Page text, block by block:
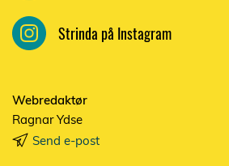
Strinda på Instagram
Webredaktør
Ragnar Ydse
Send e-post